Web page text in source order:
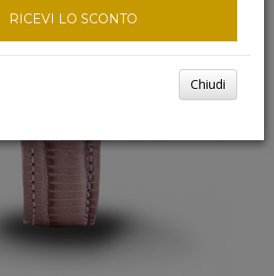
RICEVI LO SCONTO
Chiudi